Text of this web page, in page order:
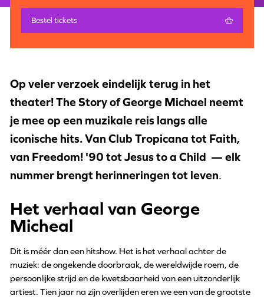
Op veler verzoek eindelijk terug in het
theater! The Story of George Michael neemt
je mee op een muzikale reis langs alle
iconische hits. Van Club Tropicana tot Faith,
van Freedom! '90 tot Jesus to a Child — elk
nummer brengt herinneringen tot leven.
Het verhaal van George
Micheal
Dit is méér dan een hitshow. Het is het verhaal achter de
muziek: de ongekende doorbraak, de wereldwijde roem, de
persoonlijke strijd en de kwetsbaarheid van een uitzonderlijk
artiest. Tien jaar na zijn overlijden eren we een van de grootste
Bestel tickets